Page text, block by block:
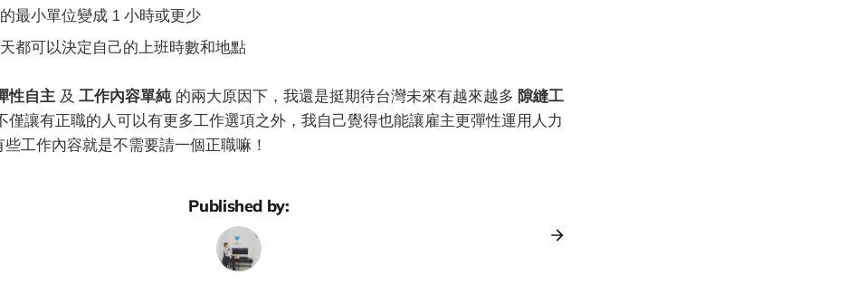
最小單位變成 1 小時或更少
都可以決定自己的上班時數和地點
性自主 及 工作內容單純 的兩大原因下，我還是挺期待台灣未來有越來越多 隙縫工
僅讓有正職的人可以有更多工作選項之外，我自己覺得也能讓雇主更彈性運用人力
工作內容就是不需要請一個正職嘛！
Published by: